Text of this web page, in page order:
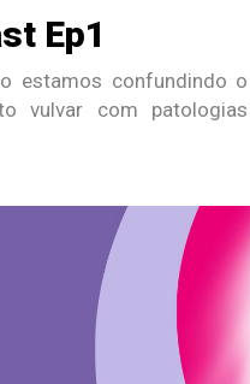
Ep1
estamos confundindo o
vulvar com patologias